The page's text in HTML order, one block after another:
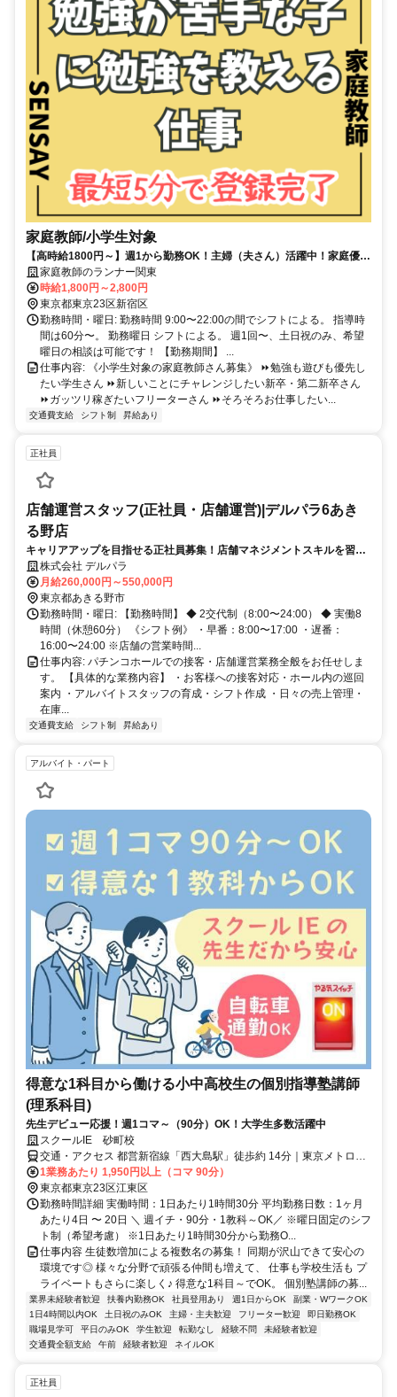
家庭教師/小学生対象
【高時給1800円～】週1から勤務OK！主婦（夫さん）活躍中！家庭優先
OK！家庭教師のランナー関東
時給1,800円～2,800円
東京都東京23区新宿区
勤務時間・曜日: 勤務時間 9:00〜22:00の間でシフトによる。 指導時
間は60分〜。 勤務曜日 シフトによる。 週1回〜、土日祝のみ、希望
曜日の相談は可能です！ 【勤務期間】 ...
仕事内容: 《小学生対象の家庭教師さん募集》 ⏩勉強も遊びも優先し
たい学生さん ⏩新しいことにチャレンジしたい新卒・第二新卒さん
⏩ガッツリ稼ぎたいフリーターさん ⏩そろそろお仕事したい...
交通費支給 シフト制 昇給あり
正社員
店舗運営スタッフ(正社員・店舗運営)|デルパラ6あき
る野店
キャリアアップを目指せる正社員募集！店舗マネジメントスキルを習得
／あきる野
株式会社 デルパラ
月給260,000円～550,000円
東京都あきる野市
勤務時間・曜日: 【勤務時間】 ◆ 2交代制（8:00〜24:00） ◆ 実働8
時間（休憩60分） 《シフト例》 ・早番：8:00〜17:00 ・遅番：
16:00〜24:00 ※店舗の営業時間...
仕事内容: パチンコホールでの接客・店舗運営業務全般をお任せしま
す。 【具体的な業務内容】 ・お客様への接客対応・ホール内の巡回
案内 ・アルバイトスタッフの育成・シフト作成 ・日々の売上管理・
在庫...
交通費支給 シフト制 昇給あり
アルバイト・パート
得意な1科目から働ける小中高校生の個別指導塾講師
(理系科目)
先生デビュー応援！週1コマ～（90分）OK！大学生多数活躍中
スクールIE 砂町校
交通・アクセス 都営新宿線「西大島駅」徒歩約 14分｜東京メトロ東
西線「南砂町駅」徒歩約 17分｜自転車通勤OK｜交通費全額支給
1業務あたり 1,950円以上（コマ 90分）
東京都東京23区江東区
勤務時間詳細 実働時間：1日あたり1時間30分 平均勤務日数：1ヶ月
あたり4日 〜 20日 ＼ 週イチ・90分・1教科～OK／ ※曜日固定のシフ
ト制（希望考慮） ※1日あたり1時間30分から勤務O...
仕事内容 生徒数増加による複数名の募集！ 同期が沢山できて安心の
環境です◎ 様々な分野で頑張る仲間も増えて、 仕事も学校生活も プ
ライベートもさらに楽しく♪ 得意な1科目～でOK。 個別塾講師の募...
業界未経験者歓迎 扶養内勤務OK 社員登用あり 週1日からOK
副業・WワークOK
1日4時間以内OK
土日祝のみOK 主婦・主夫歓迎 フリーター歓迎
即日勤務OK
職場見学可
平日のみOK 学生歓迎 転勤なし 経験不問
未経験者歓迎
交通費全額支給
午前 経験者歓迎 ネイルOK
正社員